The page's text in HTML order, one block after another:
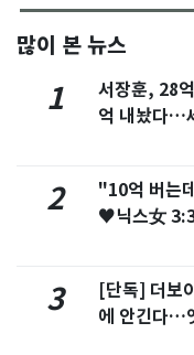
많이 본 뉴스
1
서장훈, 28
억 내놨다…
2
"10억 버는
♥닉스女
3
[단독] 더보
에 안긴다…